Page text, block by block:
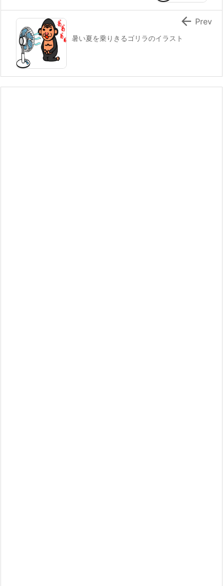
暑い夏を乗りきるゴリラのイラスト
 Prev